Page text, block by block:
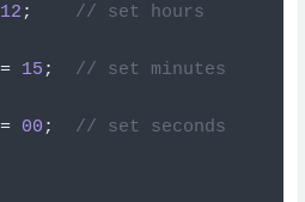
12 ; // set hours
= 15 ; // set minutes
= 00 ; // set seconds